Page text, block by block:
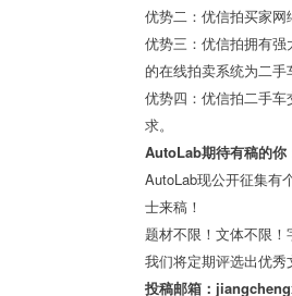
优势二：优信拍买家网
优势三：优信拍拥有强
的在线拍卖系统为二手
优势四：优信拍二手
求。
AutoLab期待有稿的你
AutoLab现公开征集有
士来稿！
题材不限！文体不限！
我们将定期评选出优秀
投稿邮箱：